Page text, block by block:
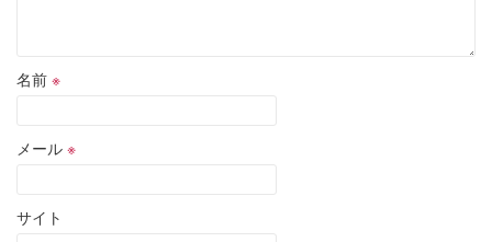
名前 ※
メール ※
サイト